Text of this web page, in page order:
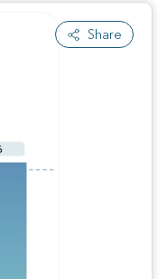
Share